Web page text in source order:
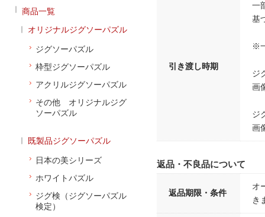
引き渡し時期
一
基
※
ジ
画
ジ
画
返品・不良品について
返品期限・条件
オ
き
商品一覧
オリジナルジグソーパズル
ジグソーパズル
枠型ジグソーパズル
アクリルジグソーパズル
その他 オリジナルジグ
ソーパズル
既製品ジグソーパズル
日本の美シリーズ
ホワイトパズル
ジグ検（ジグソーパズル
検定）